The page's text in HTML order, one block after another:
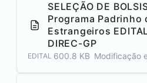
SELEÇÃO DE
Programa Padrinho
Estrangeiros
DIREC-GP
EDITAL 600.8 KB Modificação